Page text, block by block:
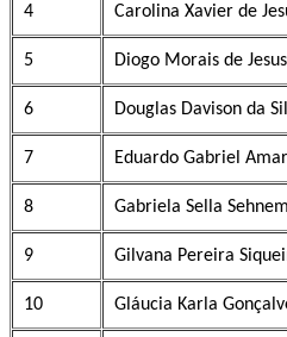
4 Carolina Xavier de
5 Diogo Morais de Jesus
6 Douglas Davison da
7 Eduardo Gabriel
8 Gabriela Sella Sehnem
9 Gilvana Pereira
10 Gláucia Karla